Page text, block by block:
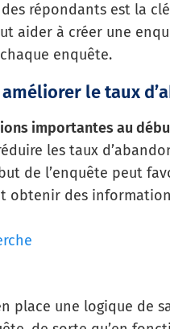
des répondants est la
aider à créer une
enquête.
le taux
importantes au
les taux
de l’enquête peut
obtenir des
place une logique de